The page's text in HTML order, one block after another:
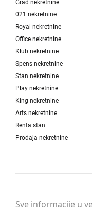
Sve informacije u
Grad nekretnine
021 nekretnine
Royal nekretnine
Office nekretnine
Klub nekretnine
Spens nekretnine
Stan nekretnine
Play nekretnine
King nekretnine
Arts nekretnine
Renta stan
Prodaja nekretnine